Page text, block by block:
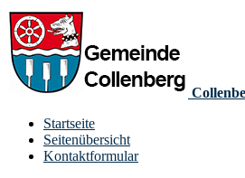
Startseite
Seitenübersicht
Kontaktformular